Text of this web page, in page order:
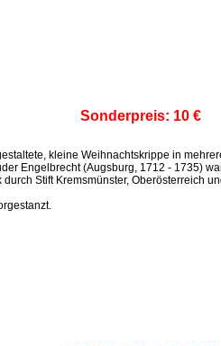
Sonderpreis: 10 €
kleine Weihnachtskrippe in
Engelbrecht (Augsburg, 1712 - 1735)
Stift Kremsmünster, Oberösterreich